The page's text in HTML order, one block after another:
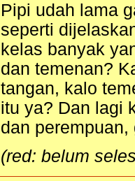
Pipi udah lama
seperti
kelas banyak
dan temenan?
tangan, kalo
itu ya? Dan lagi
dan
(red: belum